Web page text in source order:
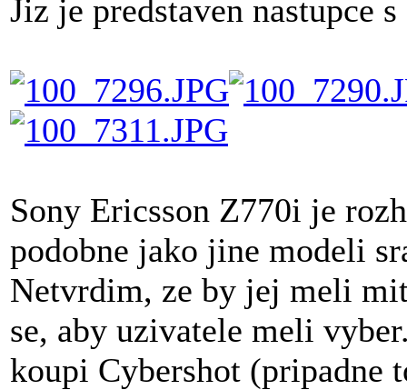
Jiz je predstaven nastupce s
Sony Ericsson Z770i je
podobne jako jine modeli
Netvrdim, ze by jej meli
se, aby uzivatele meli
koupi Cybershot (pripadne